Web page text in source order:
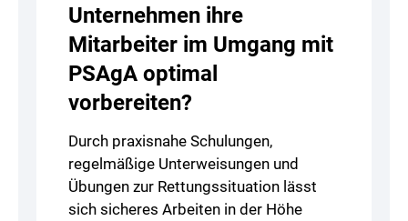
Unternehmen ihre
Mitarbeiter im Umgang mit
PSAgA optimal
vorbereiten?
Durch praxisnahe Schulungen,
regelmäßige Unterweisungen und
Übungen zur Rettungssituation lässt
sich sicheres Arbeiten in der Höhe